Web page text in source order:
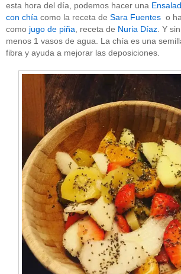
esta hora del día, podemos hacer una
con chía como la receta de Sara Fuentes o
como jugo de piña , receta de Nuria Díaz . Y
menos 1 vasos de agua. La chía es una
fibra y ayuda a mejorar las deposiciones.